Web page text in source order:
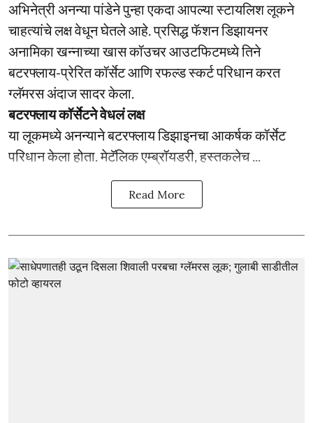
अभिनेत्री अनन्या पांडेने पुन्हा एकदा आपल्या स्टायलिश लूकने
चाहत्यांचे लक्ष वेधून घेतले आहे. प्रसिद्ध फॅशन डिझायनर
अनामिका खन्नाच्या खास कॉउचर आउटफिटमध्ये तिने
बटरफ्लाय-प्रेरित कॉर्सेट आणि रफल्ड स्कर्ट परिधान करत
ग्लॅमरस अंदाज सादर केला.
बटरफ्लाय कॉर्सेटने वेधलं लक्ष
या लूकमध्ये अनन्याने बटरफ्लाय डिझाइनचा आकर्षक कॉर्सेट
परिधान केला होता. मेटॅलिक एम्ब्रॉयडरी, हस्तकलेच ...
Read More